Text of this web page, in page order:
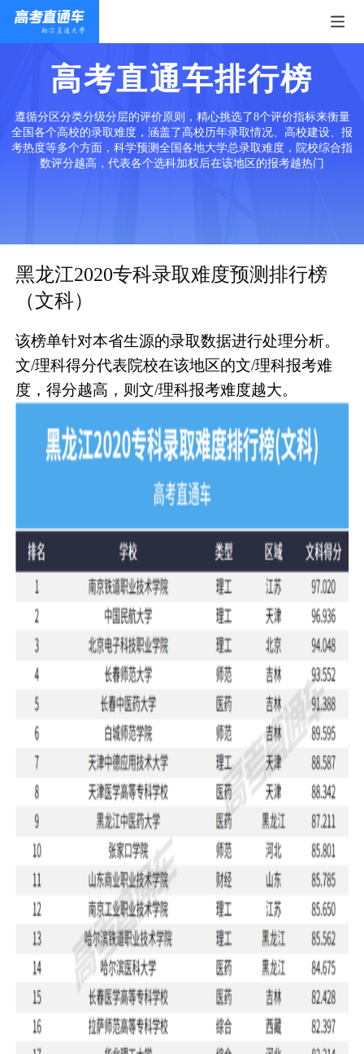
高考直通车排行榜
遵循分区分类分级分层的评价原则，精心挑选了8个评价指标来衡量
全国各个高校的录取难度，涵盖了高校历年录取情况、高校建设、报
考热度等多个方面，科学预测全国各地大学总录取难度，院校综合指
数评分越高，代表各个选科加权后在该地区的报考越热门
黑龙江2020专科录取难度预测排行榜
（文科）
该榜单针对本省生源的录取数据进行处理分析。
文/理科得分代表院校在该地区的文/理科报考难
度，得分越高，则文/理科报考难度越大。